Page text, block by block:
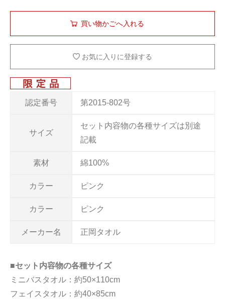
認定番号 第2015-802号
サイズ
セット内容物の各種サイズは別途
記載
素材 綿100%
カラー ピンク
カラー ピンク
メーカー名 正岡タオル
お気に入りに登録する
■セット内容物の各種サイズ
ミニバスタオル：約50×110cm
フェイスタオル：約40×85cm